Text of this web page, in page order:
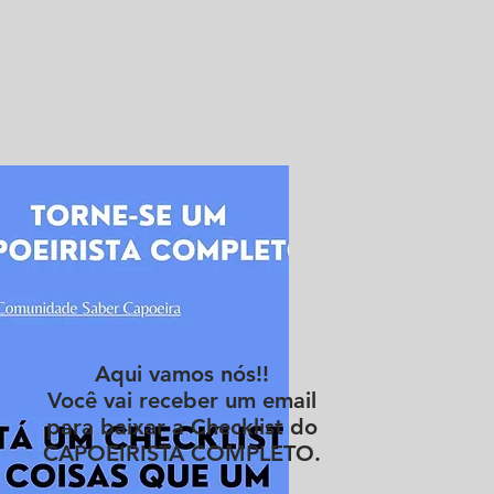
Aqui vamos nós!!
Você vai receber um email
para baixar a Checklist do
CAPOEIRISTA COMPLETO.